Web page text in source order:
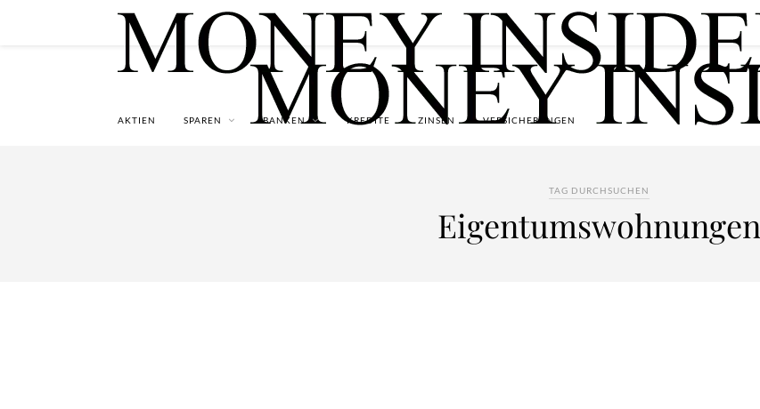
AKTIEN SPAREN BANKEN KREDITE ZINSEN VERSICHERUNGEN
TAG DURCHSUCHEN
Eigentumswohnungen